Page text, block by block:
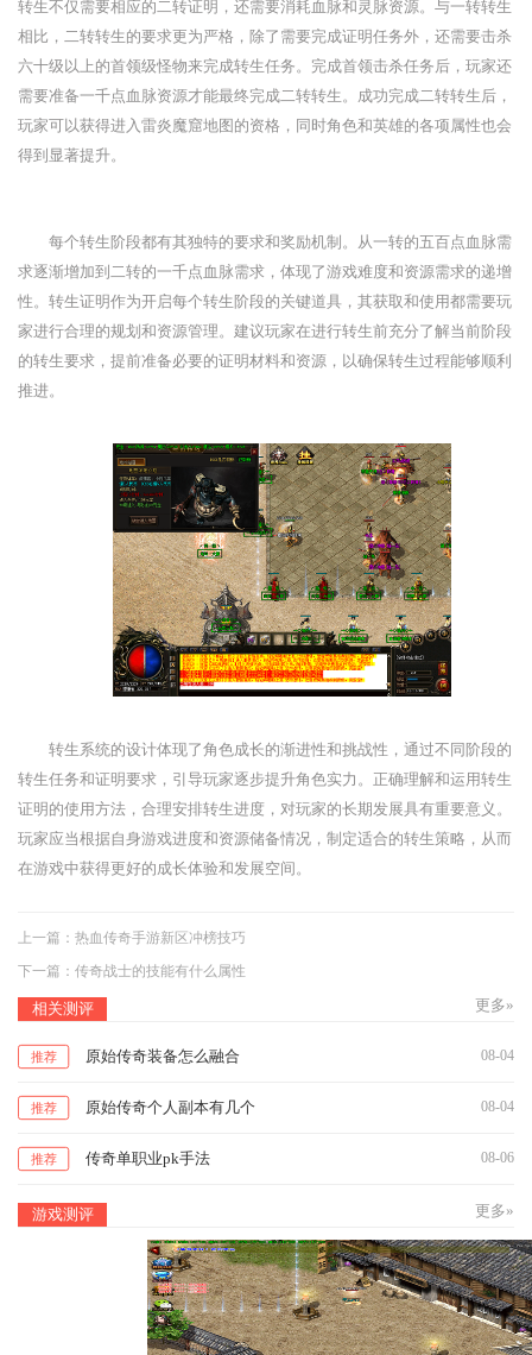
转生不仅需要相应的二转证明，还需要消耗血脉和灵脉资源。与一转转生
相比，二转转生的要求更为严格，除了需要完成证明任务外，还需要击杀
六十级以上的首领级怪物来完成转生任务。完成首领击杀任务后，玩家还
需要准备一千点血脉资源才能最终完成二转转生。成功完成二转转生后，
玩家可以获得进入雷炎魔窟地图的资格，同时角色和英雄的各项属性也会
得到显著提升。
每个转生阶段都有其独特的要求和奖励机制。从一转的五百点血脉需
求逐渐增加到二转的一千点血脉需求，体现了游戏难度和资源需求的递增
性。转生证明作为开启每个转生阶段的关键道具，其获取和使用都需要玩
家进行合理的规划和资源管理。建议玩家在进行转生前充分了解当前阶段
的转生要求，提前准备必要的证明材料和资源，以确保转生过程能够顺利
推进。
转生系统的设计体现了角色成长的渐进性和挑战性，通过不同阶段的
转生任务和证明要求，引导玩家逐步提升角色实力。正确理解和运用转生
证明的使用方法，合理安排转生进度，对玩家的长期发展具有重要意义。
玩家应当根据自身游戏进度和资源储备情况，制定适合的转生策略，从而
在游戏中获得更好的成长体验和发展空间。
上一篇： 热血传奇手游新区冲榜技巧
下一篇： 传奇战士的技能有什么属性
相关测评 更多»
推荐 原始传奇装备怎么融合 08-04
推荐 原始传奇个人副本有几个 08-04
推荐 传奇单职业pk手法 08-06
游戏测评 更多»